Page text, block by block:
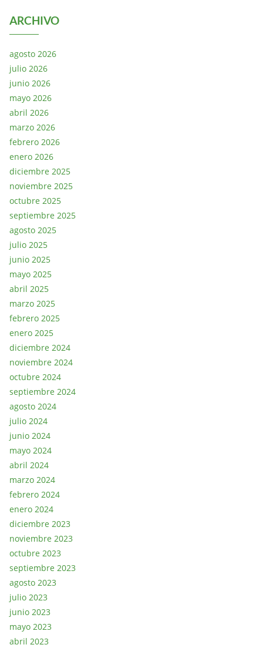
ARCHIVO
agosto 2026
julio 2026
junio 2026
mayo 2026
abril 2026
marzo 2026
febrero 2026
enero 2026
diciembre 2025
noviembre 2025
octubre 2025
septiembre 2025
agosto 2025
julio 2025
junio 2025
mayo 2025
abril 2025
marzo 2025
febrero 2025
enero 2025
diciembre 2024
noviembre 2024
octubre 2024
septiembre 2024
agosto 2024
julio 2024
junio 2024
mayo 2024
abril 2024
marzo 2024
febrero 2024
enero 2024
diciembre 2023
noviembre 2023
octubre 2023
septiembre 2023
agosto 2023
julio 2023
junio 2023
mayo 2023
abril 2023